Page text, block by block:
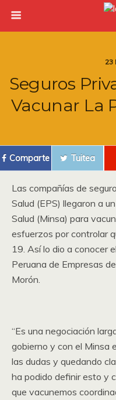
23
Seguros
Vacunar La
Comparte Tuitea
Las compañías de
Salud (EPS) llegaron a
Salud (Minsa) para
esfuerzos por controlar
19. Así lo dio a conocer
Peruana de Empresas
Morón.
“Es una negociación
gobierno y con el Minsa
las dudas y quedando
ha podido definir esto y
que vacunemos